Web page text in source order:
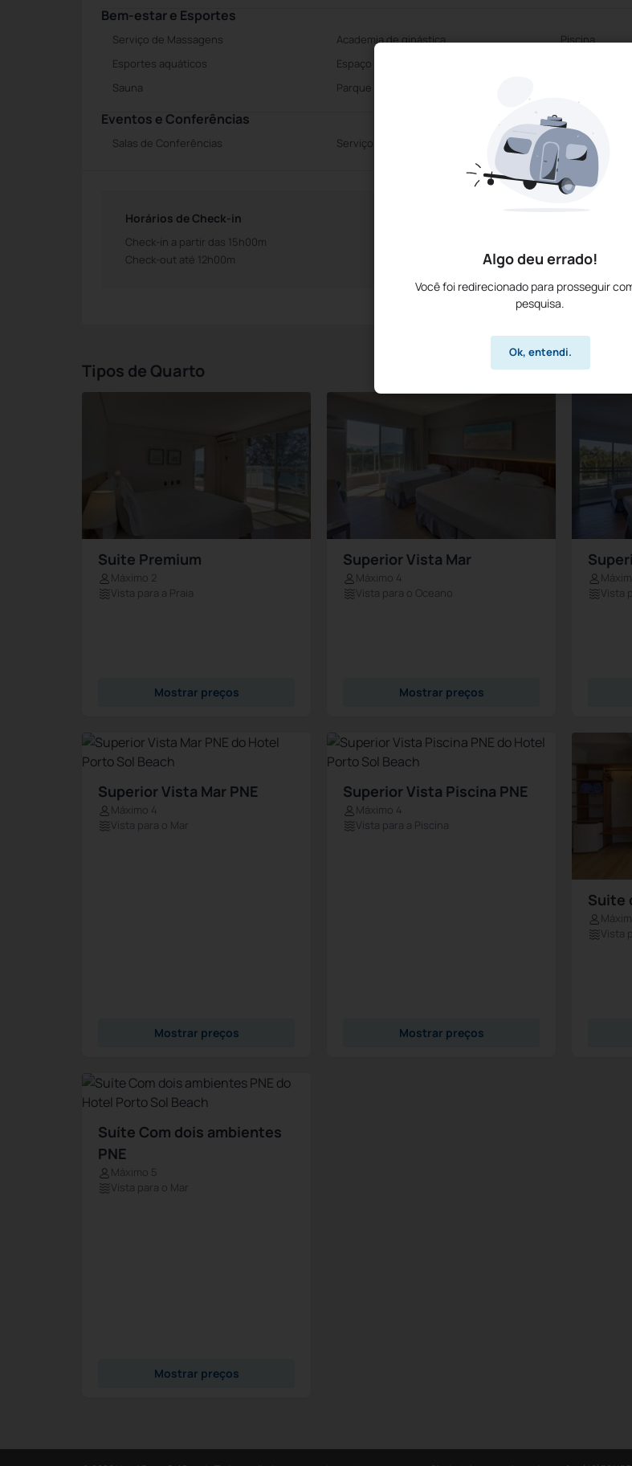
Algo deu errado!
Você foi redirecionado para prosseguir
pesquisa.
Ok, entendi.
Bem-estar e Esportes
Serviço de Massagens Academia de ginástica Piscina
Esportes aquáticos
Espaço Kids
Sauna
Parque Infantil Academia
Eventos e Conferências
Salas de Conferências Serviço de Casamentos Centro de
Horários de Check-in
Check-in a partir das 15h00m
Check-out até 12h00m
Até às 0h00m
Tipos de Quarto
Suite Premium
Máximo 2
Vista para a Praia
Mostrar preços
Superior Vista Mar
Máximo 4
Vista para o Oceano
Mostrar preços
Vista
Superior Vista Mar PNE
Máximo 4
Vista para o Mar
Mostrar preços
Superior Vista Piscina PNE
Máximo 4
Vista para a Piscina
Mostrar preços
Suite
Vista
Suíte Com dois ambientes
PNE
Máximo 5
Vista para o Mar
Mostrar preços